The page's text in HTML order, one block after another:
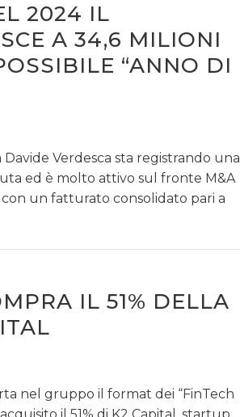
2024 IL
A 34,6 MILIONI
“ANNO DI
Verdesca sta registrando una
ed è molto attivo sul fronte M&A
un fatturato consolidato pari a
IL 51% DELLA
nel gruppo il format dei “FinTech